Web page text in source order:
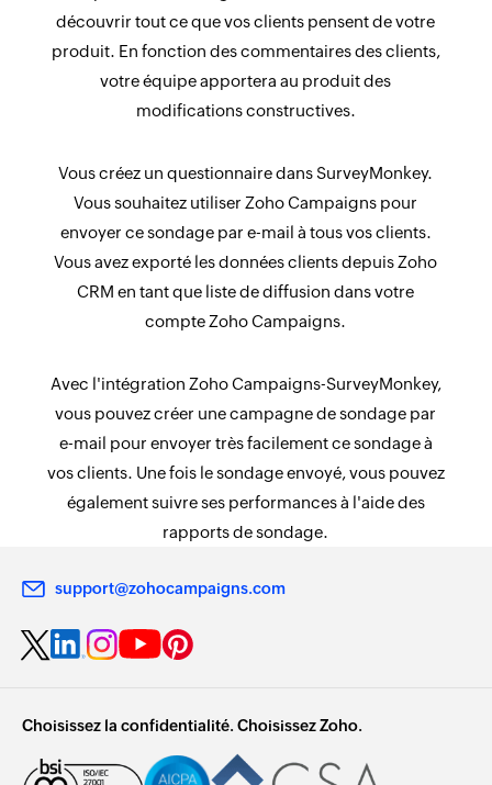
découvrir tout ce que vos clients pensent de votre
produit. En fonction des commentaires des clients,
votre équipe apportera au produit des
modifications constructives.
Vous créez un questionnaire dans SurveyMonkey.
Vous souhaitez utiliser Zoho Campaigns pour
envoyer ce sondage par e-mail à tous vos clients.
Vous avez exporté les données clients depuis Zoho
CRM en tant que liste de diffusion dans votre
compte Zoho Campaigns.
Avec l'intégration Zoho Campaigns-SurveyMonkey,
vous pouvez créer une campagne de sondage par
e-mail pour envoyer très facilement ce sondage à
vos clients. Une fois le sondage envoyé, vous pouvez
également suivre ses performances à l'aide des
rapports de sondage.
support@zohocampaigns.com
Choisissez la confidentialité. Choisissez Zoho.